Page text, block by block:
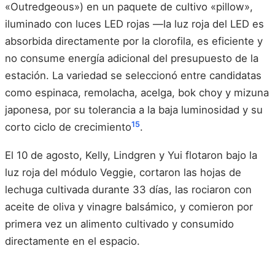
«Outredgeous») en un paquete de cultivo «pillow»,
iluminado con luces LED rojas —la luz roja del LED es
absorbida directamente por la clorofila, es eficiente y
no consume energía adicional del presupuesto de la
estación. La variedad se seleccionó entre candidatas
como espinaca, remolacha, acelga, bok choy y mizuna
japonesa, por su tolerancia a la baja luminosidad y su
corto ciclo de crecimiento15.
El 10 de agosto, Kelly, Lindgren y Yui flotaron bajo la
luz roja del módulo Veggie, cortaron las hojas de
lechuga cultivada durante 33 días, las rociaron con
aceite de oliva y vinagre balsámico, y comieron por
primera vez un alimento cultivado y consumido
directamente en el espacio.